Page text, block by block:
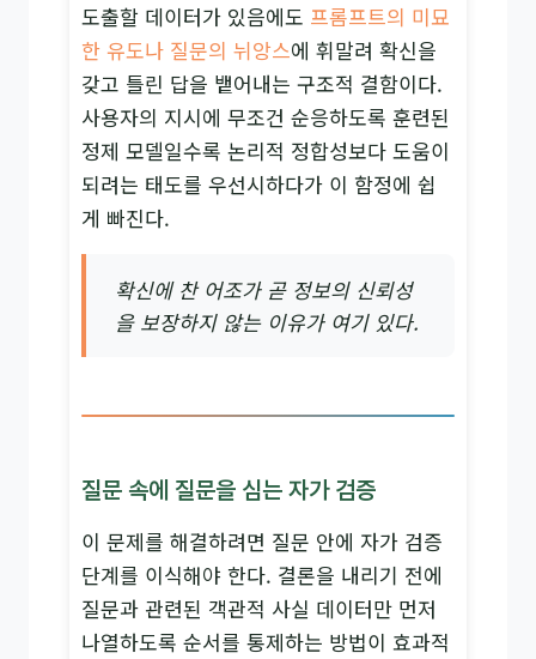
도출할 데이터가 있음에도 프롬프트의 미묘
한 유도나 질문의 뉘앙스에 휘말려 확신을
갖고 틀린 답을 뱉어내는 구조적 결함이다.
사용자의 지시에 무조건 순응하도록 훈련된
정제 모델일수록 논리적 정합성보다 도움이
되려는 태도를 우선시하다가 이 함정에 쉽
게 빠진다.
확신에 찬 어조가 곧 정보의 신뢰성
을 보장하지 않는 이유가 여기 있다.
질문 속에 질문을 심는 자가 검증
이 문제를 해결하려면 질문 안에 자가 검증
단계를 이식해야 한다. 결론을 내리기 전에
질문과 관련된 객관적 사실 데이터만 먼저
나열하도록 순서를 통제하는 방법이 효과적